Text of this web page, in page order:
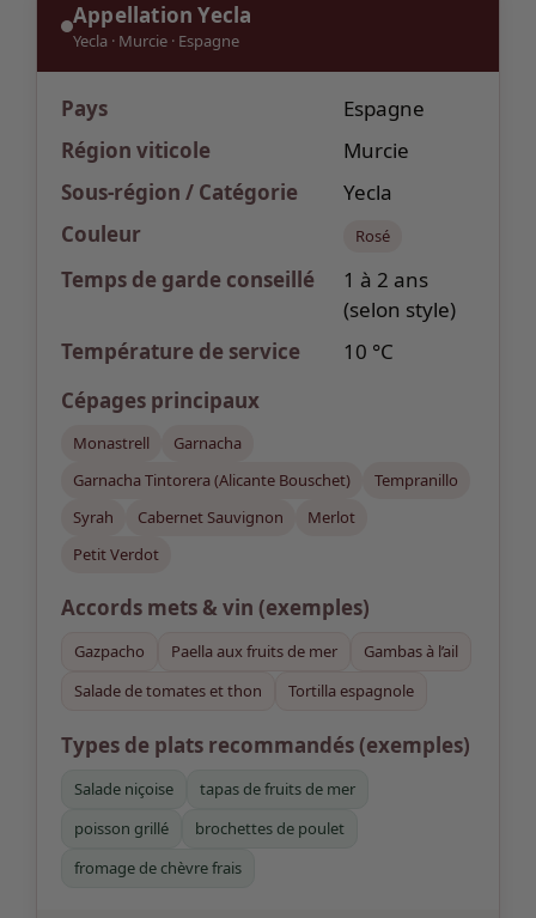
Appellation Yecla
Yecla · Murcie · Espagne
Pays
Espagne
Région viticole
Murcie
Sous-région / Catégorie
Yecla
Couleur
Rosé
Temps de garde conseillé
1 à 2 ans
(selon style)
Température de service
10 °C
Cépages principaux
Monastrell
Garnacha
Garnacha Tintorera (Alicante Bouschet)
Tempranillo
Syrah
Cabernet Sauvignon
Merlot
Petit Verdot
Accords mets & vin (exemples)
Gazpacho Paella aux fruits de mer
Gambas à l’ail
Salade de tomates et thon
Tortilla espagnole
Types de plats recommandés (exemples)
Salade niçoise
tapas de fruits de mer
poisson grillé
brochettes de poulet
fromage de chèvre frais